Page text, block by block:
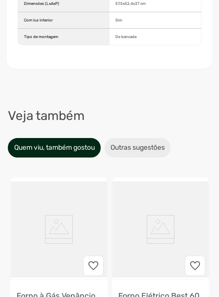
Dimensões (LxAxP) 57,5x52,4x37 cm
Com luz interior Sim
Tipo de montagem De bancada
Veja também
Quem viu, também gostou Outras sugestões